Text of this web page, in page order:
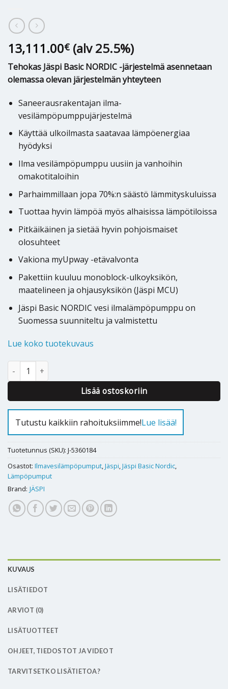
13,111.00€ (alv 25.5%)
Tehokas Jäspi Basic NORDIC -järjestelmä asennetaan
olemassa olevan järjestelmän yhteyteen
Saneerausrakentajan ilma-
vesilämpöpumppujärjestelmä
Käyttää ulkoilmasta saatavaa lämpöenergiaa
hyödyksi
Ilma vesilämpöpumppu uusiin ja vanhoihin
omakotitaloihin
Parhaimmillaan jopa 70%:n säästö lämmityskuluissa
Tuottaa hyvin lämpöä myös alhaisissa lämpötiloissa
Pitkäikäinen ja sietää hyvin pohjoismaiset
olosuhteet
Vakiona myUpway -etävalvonta
Pakettiin kuuluu monoblock-ulkoyksikön,
maatelineen ja ohjausyksikön (Jäspi MCU)
Jäspi Basic NORDIC vesi ilmalämpöpumppu on
Suomessa suunniteltu ja valmistettu
Lue koko tuotekuvaus
Ilmavesilämpöpumppu Jäspi Basic NORDIC 20kW määrä
Lisää ostoskoriin
Alternative:
Tutustu kaikkiin rahoituksiimme!Lue lisää!
Tuotetunnus (SKU): J-5360184
Osastot: Ilmavesilämpöpumput Jäspi Jäspi Basic Nordic
Lämpöpumput
Brand: JÄSPI
KUVAUS
LISÄTIEDOT
ARVIOT (0)
LISÄTUOTTEET
OHJEET, TIEDOSTOT JA VIDEOT
TARVITSETKO LISÄTIETOA?